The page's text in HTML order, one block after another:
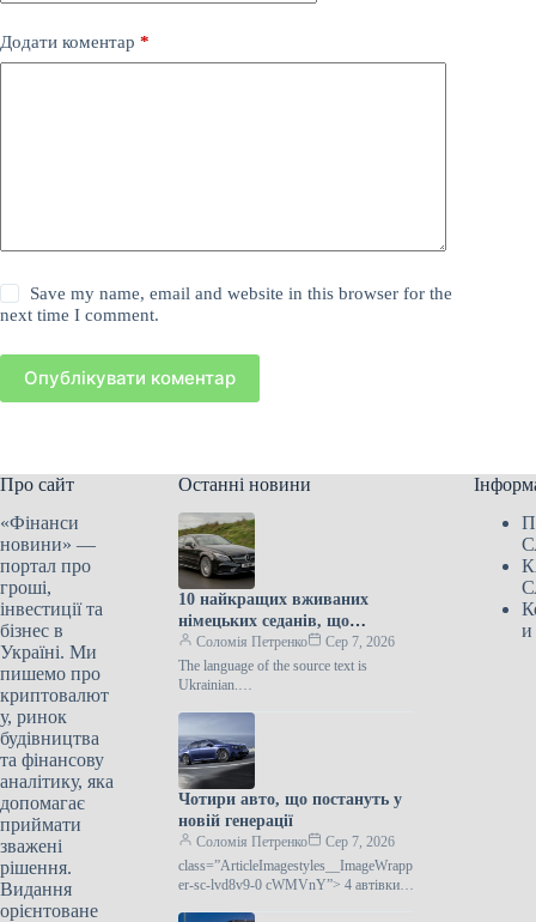
Додати коментар *
Save my name, email and website in this browser for the
next time I comment.
Опублікувати коментар
Про сайт
«Фінанси
новини» —
портал про
гроші,
інвестиції та
бізнес в
Україні. Ми
пишемо про
криптовалют
у, ринок
будівництва
та фінансову
аналітику, яка
допомагає
приймати
зважені
рішення.
Видання
орієнтоване
Останні новини
10 найкращих вживаних
німецьких седанів, що
пропонують комфорт,
потужність та вигідну ціну
Соломія Петренко
Сер 7, 2026
The language of the source text is
Ukrainian.
er-sc-lvd8v9-0 cWMVnY”> Mercedes-
Benz CLSЗнайти автомобіль, який
поєднує комфорт,
Чотири авто, що постануть у
новій генерації
Соломія Петренко
Сер 7, 2026
class=”ArticleImagestyles__ImageWrapp
er-sc-lvd8v9-0 cWMVnY”> 4 автівки,
и